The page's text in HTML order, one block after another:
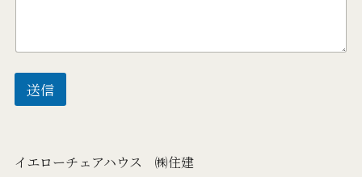
送信
イエローチェアハウス ㈱住建